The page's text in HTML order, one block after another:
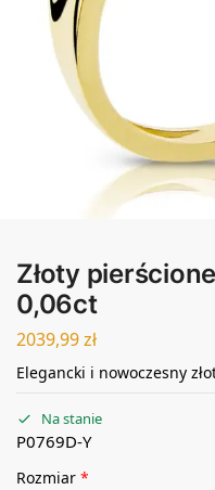
Złoty
0,06ct
2039,99zł
Elegancki i nowoczesny
Na stanie
P0769D-Y
Rozmiar *